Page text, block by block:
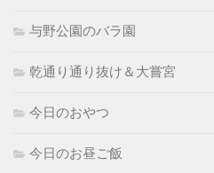
与野公園のバラ園
乾通り通り抜け＆大嘗宮
今日のおやつ
今日のお昼ご飯